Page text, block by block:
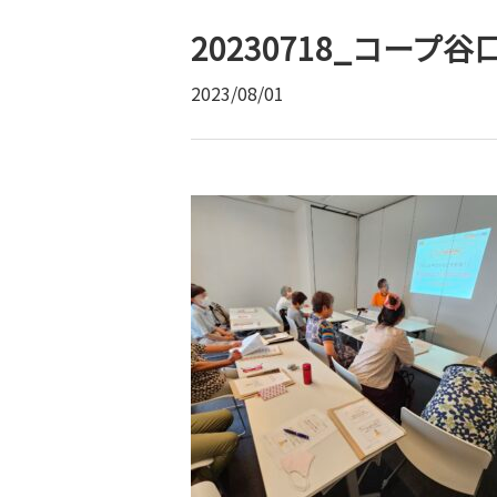
20230718_コープ谷
2023/08/01